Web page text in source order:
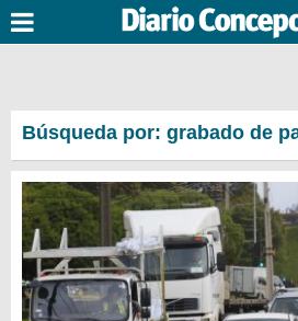
Búsqueda por: grabado de